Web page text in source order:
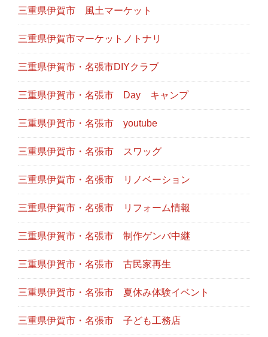
三重県伊賀市 風土マーケット
三重県伊賀市マーケットノトナリ
三重県伊賀市・名張市DIYクラブ
三重県伊賀市・名張市 Day キャンプ
三重県伊賀市・名張市 youtube
三重県伊賀市・名張市 スワッグ
三重県伊賀市・名張市 リノベーション
三重県伊賀市・名張市 リフォーム情報
三重県伊賀市・名張市 制作ゲンバ中継
三重県伊賀市・名張市 古民家再生
三重県伊賀市・名張市 夏休み体験イベント
三重県伊賀市・名張市 子ども工務店